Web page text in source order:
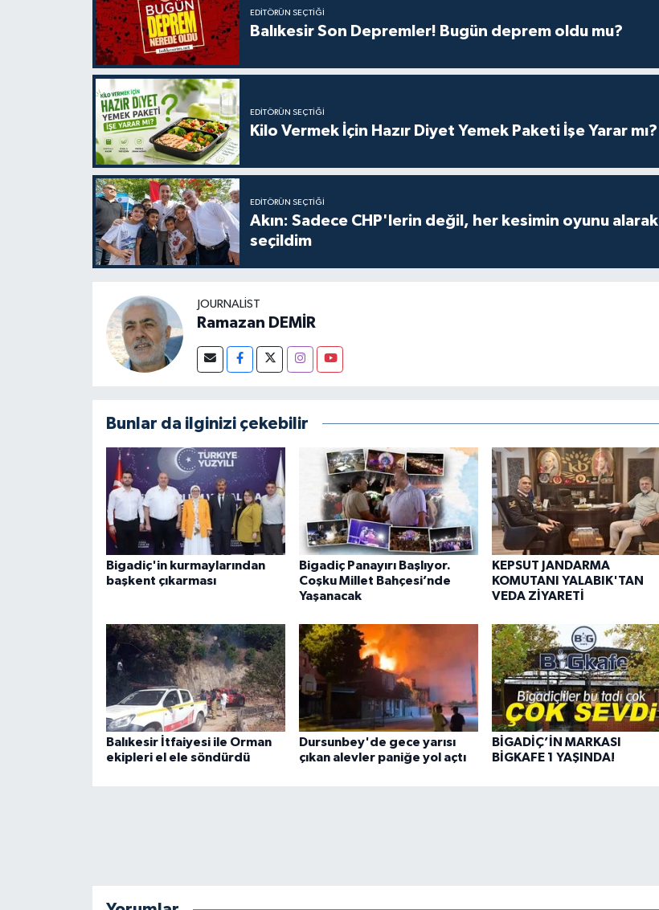
EDITÖRÜN SEÇTIĞI
Balıkesir Son Depremler! Bugün deprem oldu mu?
EDITÖRÜN SEÇTIĞI
Kilo Vermek İçin Hazır Diyet Yemek Paketi İşe Yarar mı?
EDITÖRÜN SEÇTIĞI
Akın: Sadece CHP'lerin değil, her kesimin oyunu alarak
seçildim
JOURNALIST
Ramazan DEMİR
Bunlar da ilginizi çekebilir
Bigadiç'in kurmaylarından
başkent çıkarması
Bigadiç Panayırı Başlıyor.
Coşku Millet Bahçesi’nde
Yaşanacak
KEPSUT JANDARMA
KOMUTANI YALABIK'TAN
VEDA ZİYARETİ
Balıkesir İtfaiyesi ile Orman
ekipleri el ele söndürdü
Dursunbey'de gece yarısı
çıkan alevler paniğe yol açtı
BİGADİÇ’İN MARKASI
BİGKAFE 1 YAŞINDA!